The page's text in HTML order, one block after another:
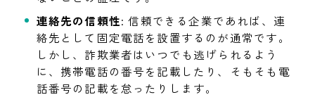
連絡先の信頼性: 信頼できる企業であれば、連
絡先として固定電話を設置するのが通常です。
しかし、詐欺業者はいつでも逃げられるよう
に、携帯電話の番号を記載したり、そもそも電
話番号の記載を怠ったりします。